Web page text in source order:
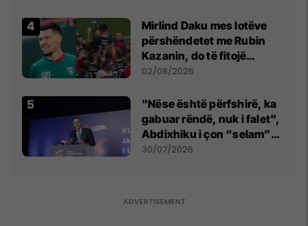
Mirlind Daku mes lotëve
përshëndetet me Rubin
Kazanin, do të fitojë
miliona te Spartak Moska
02/08/2026
"Nëse është përfshirë, ka
gabuar rëndë, nuk i falet",
Abdixhiku i çon “selam”
Përparim Ramës
30/07/2026